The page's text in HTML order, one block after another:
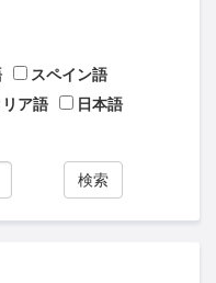
スペイン語
ア語
日本語
検索